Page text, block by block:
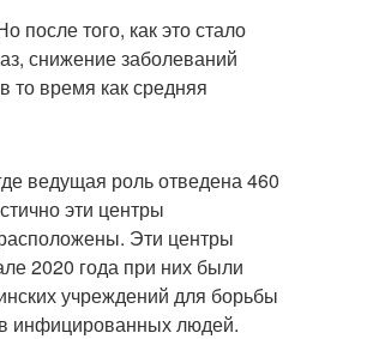
после того, как это стало
снижение заболеваний
то время как средняя
ведущая роль отведена 460
эти центры
Эти центры
2020 года при них были
учреждений для борьбы
инфицированных людей.